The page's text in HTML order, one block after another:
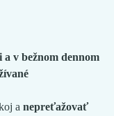
v bežnom dennom
a nepreťažovať